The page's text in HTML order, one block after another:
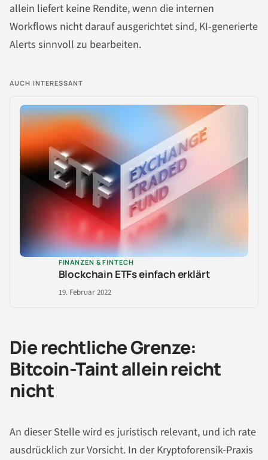
allein liefert keine Rendite, wenn die internen
Workflows nicht darauf ausgerichtet sind, KI-generierte
Alerts sinnvoll zu bearbeiten.
AUCH INTERESSANT
FINANZEN & FINTECH
Blockchain ETFs einfach erklärt
19. Februar 2022
Die rechtliche Grenze:
Bitcoin-Taint allein reicht
nicht
An dieser Stelle wird es juristisch relevant, und ich rate
ausdrücklich zur Vorsicht. In der Kryptoforensik-Praxis